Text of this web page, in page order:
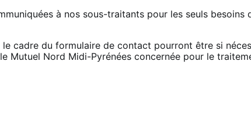
à nos sous-traitants pour les seuls besoins
cadre du formulaire de contact pourront être si
Mutuel Nord Midi-Pyrénées concernée pour le